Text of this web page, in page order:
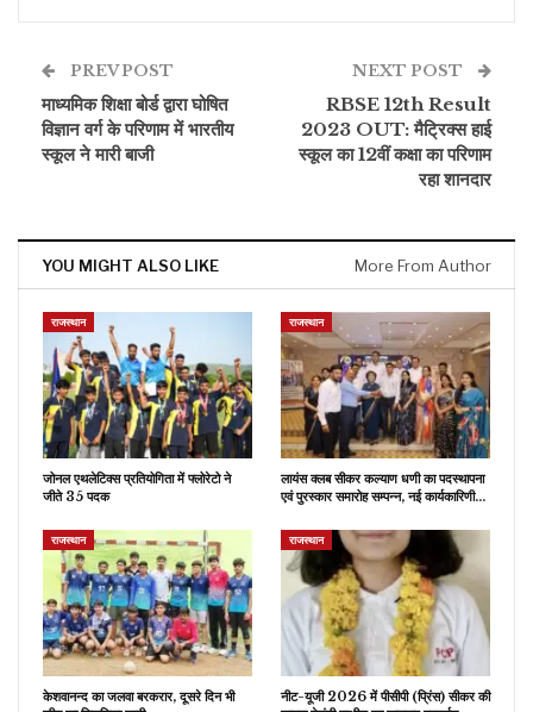
PREV POST
माध्यमिक शिक्षा बोर्ड द्वारा घोषित
विज्ञान वर्ग के परिणाम में भारतीय
स्कूल ने मारी बाजी
NEXT POST
RBSE 12th Result
2023 OUT: मैट्रिक्स हाई
स्कूल का 12वीं कक्षा का परिणाम
रहा शानदार
YOU MIGHT ALSO LIKE More From Author
राजस्थान
जोनल एथलेटिक्स प्रतियोगिता में फ्लोरेटो ने
जीते 35 पदक
राजस्थान
लायंस क्लब सीकर कल्याण धणी का पदस्थापना
एवं पुरस्कार समारोह सम्पन्न, नई कार्यकारिणी…
राजस्थान
केशवानन्द का जलवा बरकरार, दूसरे दिन भी
राजस्थान
नीट-यूजी 2026 में पीसीपी (प्रिंस) सीकर की